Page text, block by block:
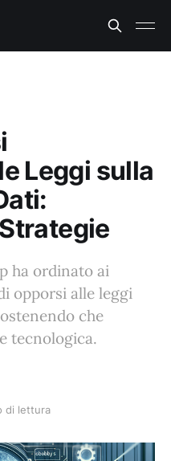
Leggi sulla
ha ordinato ai
opporsi alle leggi
che
tecnologica.
di lettura